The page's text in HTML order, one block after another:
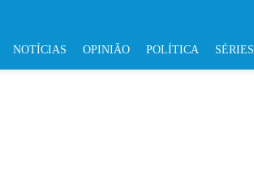
NOTÍCIAS OPINIÃO POLÍTICA SÉRIES